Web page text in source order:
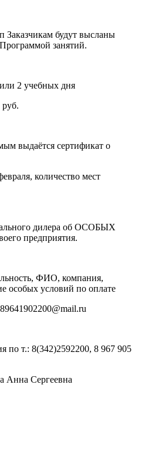
Заказчикам будут высланы
занятий.
2 учебных дня
выдаётся сертификат о
количество мест
дилера об ОСОБЫХ
предприятия.
ФИО, компания,
особых условий по оплате
по т.: 8(342)2592200, 8 967 905
Анна Сергеевна